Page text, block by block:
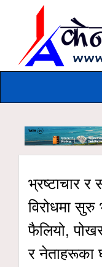
भ्रष्टाचार
विरोधमा
फैलियो,
र नेताहरूका